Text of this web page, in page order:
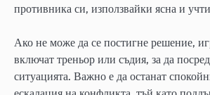
противника си, използвайки ясна и
Ако не може да се постигне решение,
включат треньор или съдия, за да
ситуацията. Важно е да останат